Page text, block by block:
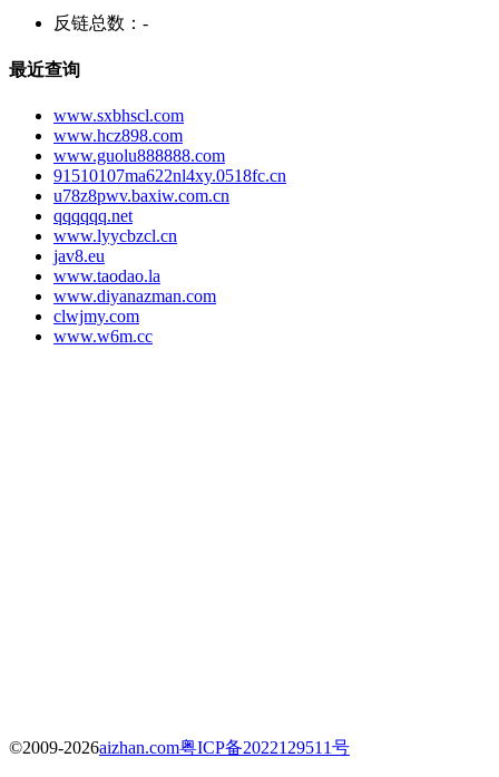
反链总数： -
最近查询
www.sxbhscl.com
www.hcz898.com
www.guolu888888.com
91510107ma622nl4xy.0518fc.cn
u78z8pwv.baxiw.com.cn
qqqqqq.net
www.lyycbzcl.cn
jav8.eu
www.taodao.la
www.diyanazman.com
clwjmy.com
www.w6m.cc
©2009-2026aizhan.com粤ICP备2022129511号